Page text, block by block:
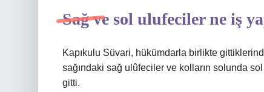
Sağ ve sol ulufeciler ne iş
Kapıkulu Süvari, hükümdarla birlikte
sağındaki sağ ulûfeciler ve kolların solunda
gitti.